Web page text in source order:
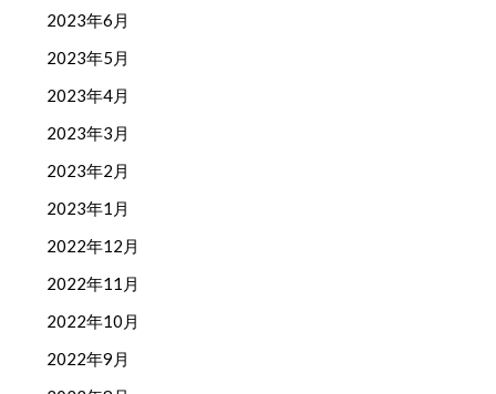
2023年6月
2023年5月
2023年4月
2023年3月
2023年2月
2023年1月
2022年12月
2022年11月
2022年10月
2022年9月